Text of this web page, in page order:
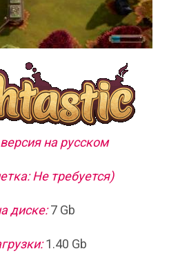
на русском
Не требуется)
диске:7 Gb
1.40 Gb